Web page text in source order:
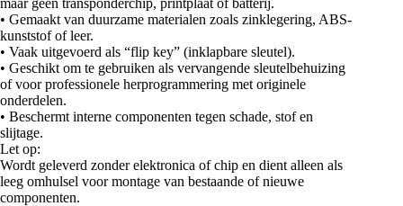
• Gemaakt van duurzame materialen zoals zinklegering, ABS-
kunststof of leer.
• Vaak uitgevoerd als “flip key” (inklapbare sleutel).
• Geschikt om te gebruiken als vervangende sleutelbehuizing
of voor professionele herprogrammering met originele
onderdelen.
• Beschermt interne componenten tegen schade, stof en
slijtage.
Let op:
Wordt geleverd zonder elektronica of chip en dient alleen als
leeg omhulsel voor montage van bestaande of nieuwe
componenten.